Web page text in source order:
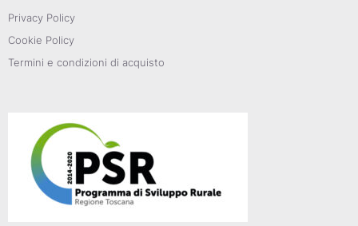
Privacy Policy
Cookie Policy
Termini e condizioni di acquisto